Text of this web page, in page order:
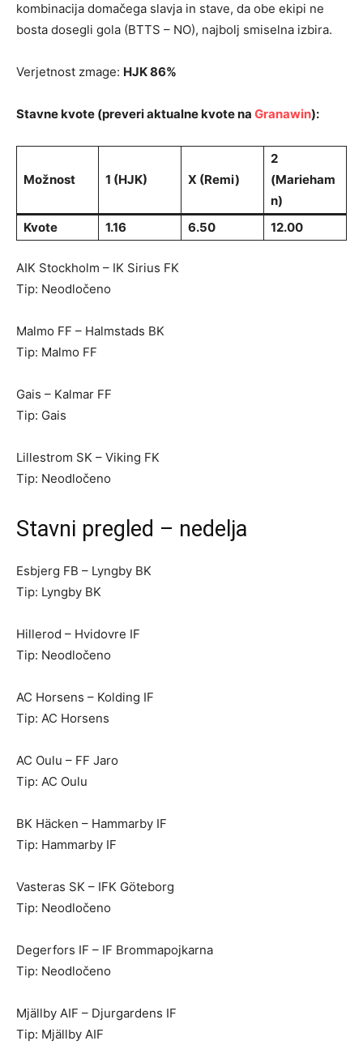
kombinacija domačega slavja in stave, da obe ekipi ne
bosta dosegli gola (BTTS – NO), najbolj smiselna izbira.
Verjetnost zmage: HJK 86%
Stavne kvote (preveri aktualne kvote na Granawin):
Možnost 1 (HJK) X (Remi)
2
(Marieham
n)
Kvote
1.16 6.50 12.00
AIK Stockholm – IK Sirius FK
Tip: Neodločeno
Malmo FF – Halmstads BK
Tip: Malmo FF
Gais – Kalmar FF
Tip: Gais
Lillestrom SK – Viking FK
Tip: Neodločeno
Stavni pregled – nedelja
Esbjerg FB – Lyngby BK
Tip: Lyngby BK
Hillerod – Hvidovre IF
Tip: Neodločeno
AC Horsens – Kolding IF
Tip: AC Horsens
AC Oulu – FF Jaro
Tip: AC Oulu
BK Häcken – Hammarby IF
Tip: Hammarby IF
Vasteras SK – IFK Göteborg
Tip: Neodločeno
Degerfors IF – IF Brommapojkarna
Tip: Neodločeno
Mjällby AIF – Djurgardens IF
Tip: Mjällby AIF